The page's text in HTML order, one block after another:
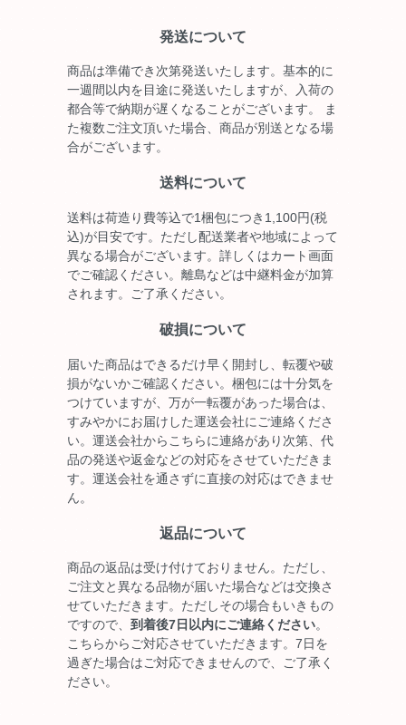
発送について
商品は準備でき次第発送いたします。基本的に
一週間以内を目途に発送いたしますが、入荷の
都合等で納期が遅くなることがございます。 ま
た複数ご注文頂いた場合、商品が別送となる場
合がございます。
送料について
送料は荷造り費等込で1梱包につき1,100円(税
込)が目安です。ただし配送業者や地域によって
異なる場合がございます。詳しくはカート画面
でご確認ください。離島などは中継料金が加算
されます。ご了承ください。
破損について
届いた商品はできるだけ早く開封し、転覆や破
損がないかご確認ください。梱包には十分気を
つけていますが、万が一転覆があった場合は、
すみやかにお届けした運送会社にご連絡くださ
い。運送会社からこちらに連絡があり次第、代
品の発送や返金などの対応をさせていただきま
す。運送会社を通さずに直接の対応はできませ
ん。
返品について
商品の返品は受け付けておりません。ただし、
ご注文と異なる品物が届いた場合などは交換さ
せていただきます。ただしその場合もいきもの
ですので、 到着後7日以内にご連絡ください。
こちらからご対応させていただきます。7日を
過ぎた場合はご対応できませんので、ご了承く
ださい。